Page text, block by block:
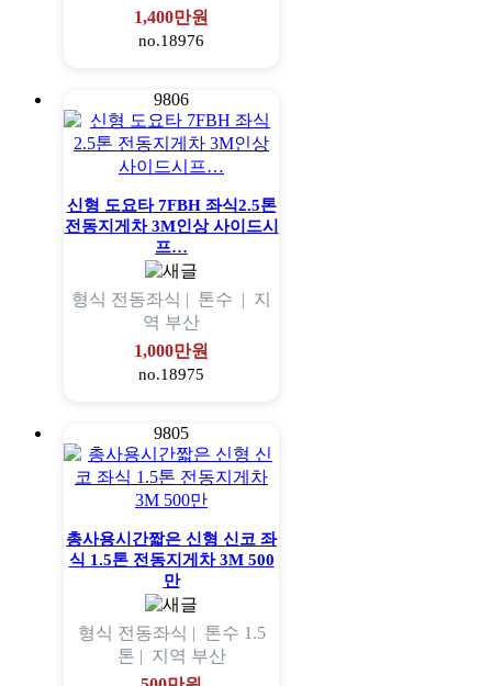
1,400만원
no.18976
9806
신형 도요타 7FBH 좌식2.5톤
전동지게차 3M인상 사이드시
프…
형식 전동좌식 | 톤수 | 지
역 부산
1,000만원
no.18975
9805
총사용시간짧은 신형 신코 좌
식 1.5톤 전동지게차 3M 500
만
형식 전동좌식 | 톤수 1.5
톤 | 지역 부산